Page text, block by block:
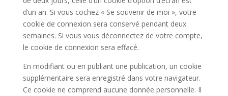
d’un an. Si vous cochez « Se souvenir de moi », votre
cookie de connexion sera conservé pendant deux
semaines. Si vous vous déconnectez de votre compte,
le cookie de connexion sera effacé.
En modifiant ou en publiant une publication, un cookie
supplémentaire sera enregistré dans votre navigateur.
Ce cookie ne comprend aucune donnée personnelle. Il